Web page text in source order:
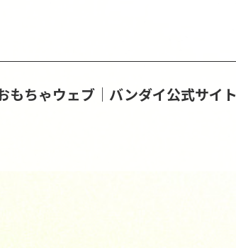
もちゃウェブ│バンダイ公式サイト